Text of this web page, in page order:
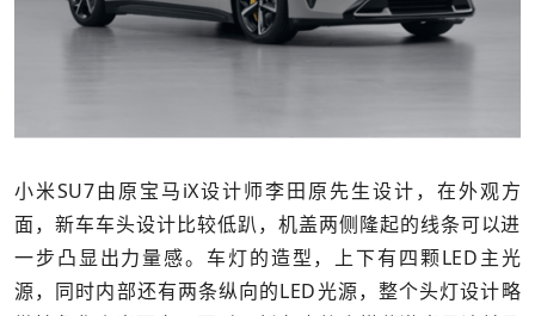
小米SU7由原宝马iX设计师李田原先生设计，在外观方
面，新车车头设计比较低趴，机盖两侧隆起的线条可以进
一步凸显出力量感。车灯的造型，上下有四颗LED主光
源，同时内部还有两条纵向的LED光源，整个头灯设计略